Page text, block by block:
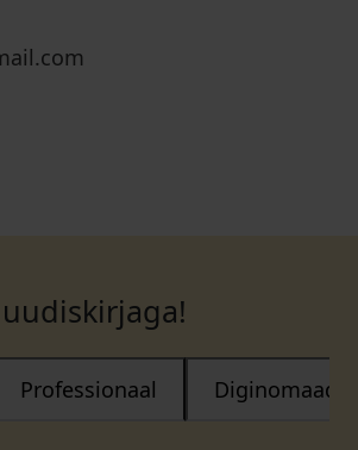
Professionaal Diginomaad